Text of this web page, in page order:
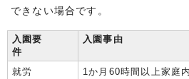
できない場合です。
入園要
件
入園事由
就労
1か月60時間以上家庭